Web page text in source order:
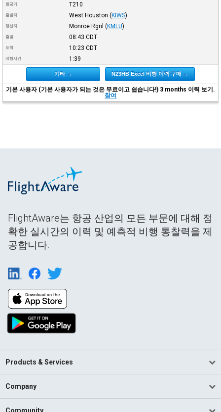
항공기 T210
출발지 West Houston (KIWS)
행선지 Monroe Rgnl (KMLU)
출발 08:43 CDT
도착 10:23 CDT
비행시간 1:39
기타 → N23HB Excel 비행 이력 구매 →
기본 사용자 (기본 사용자가 되는 것은 무료이고 쉽습니다!) 3 months 이력 보기.
참여
FlightAware는 항공 산업의 모든 부문에 대해 정
확한 실시간의 이력 및 예측적 비행 통찰력을 제
공합니다.
Products & Services
Company